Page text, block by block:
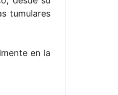
tumulares
en la